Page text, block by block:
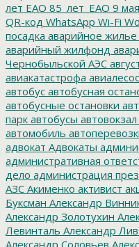
лет ЕАО 85_лет_ЕАО 9 мая
QR-код WhatsApp Wi-Fi
посадка аварийное жилье
аварийный жилфонд
Чернобыльской АЭС
авиакатастрофа
автобус автобусная
автобусные остановки
парк автобусы автовокзал
автомобиль
адвокат Адвокаты
административная
дело администрация
АЗС Акименко активист
Буксман Александр
Александр Золотухин
Левинталь Александр
Александр Соловьев